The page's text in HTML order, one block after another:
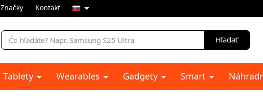
Značky Kontakt
Vyhľadávanie
Hľadať
Tablety Wearables Gadgety Smart